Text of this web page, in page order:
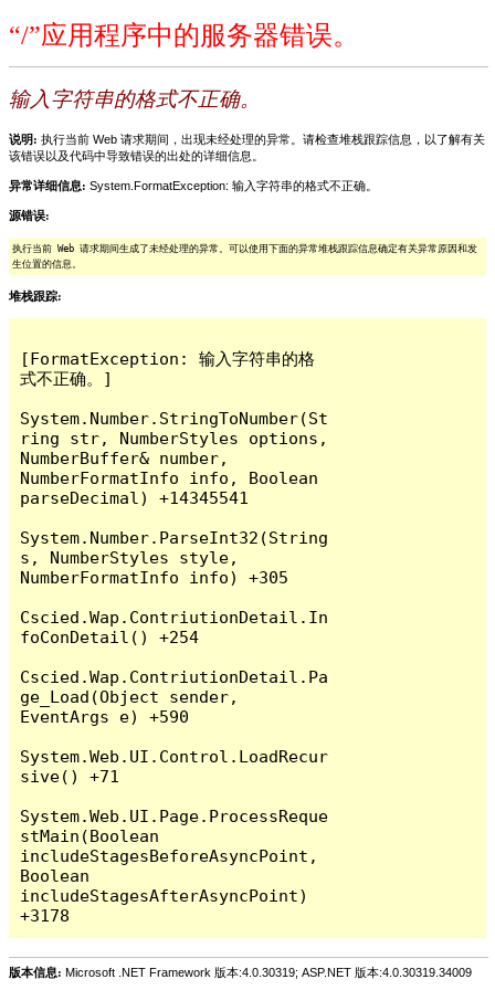
“/”应用程序中的服务器错误。
输入字符串的格式不正确。
说明: 执行当前 Web 请求期间，出现未经处理的异常。请检查堆栈跟踪信息，以了解有关
该错误以及代码中导致错误的出处的详细信息。
异常详细信息: System.FormatException: 输入字符串的格式不正确。
源错误:
执行当前 Web 请求期间生成了未经处理的异常。可以使用下面的异常堆栈跟踪信息确定有关异常原因和发
生位置的信息。
堆栈跟踪:
[FormatException: 输入字符串的格
式不正确。]
System.Number.StringToNumber(St
ring str, NumberStyles options,
NumberBuffer& number,
NumberFormatInfo info, Boolean
parseDecimal) +14345541
System.Number.ParseInt32(String
s, NumberStyles style,
NumberFormatInfo info) +305
Cscied.Wap.ContriutionDetail.In
foConDetail() +254
Cscied.Wap.ContriutionDetail.Pa
ge_Load(Object sender,
EventArgs e) +590
System.Web.UI.Control.LoadRecur
sive() +71
System.Web.UI.Page.ProcessReque
stMain(Boolean
includeStagesBeforeAsyncPoint,
Boolean
includeStagesAfterAsyncPoint)
版本信息: Microsoft .NET Framework 版本:4.0.30319; ASP.NET 版本:4.0.30319.34009